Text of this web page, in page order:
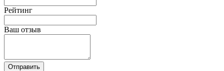
Рейтинг
Ваш отзыв
Отправить